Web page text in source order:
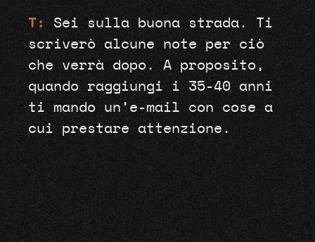
T:
Sei sulla buona strada. Ti
scriverò alcune note per ciò
che verrà dopo. A proposito,
quando raggiungi i 35-40 anni
ti mando un’e-mail con cose a
cui prestare attenzione.